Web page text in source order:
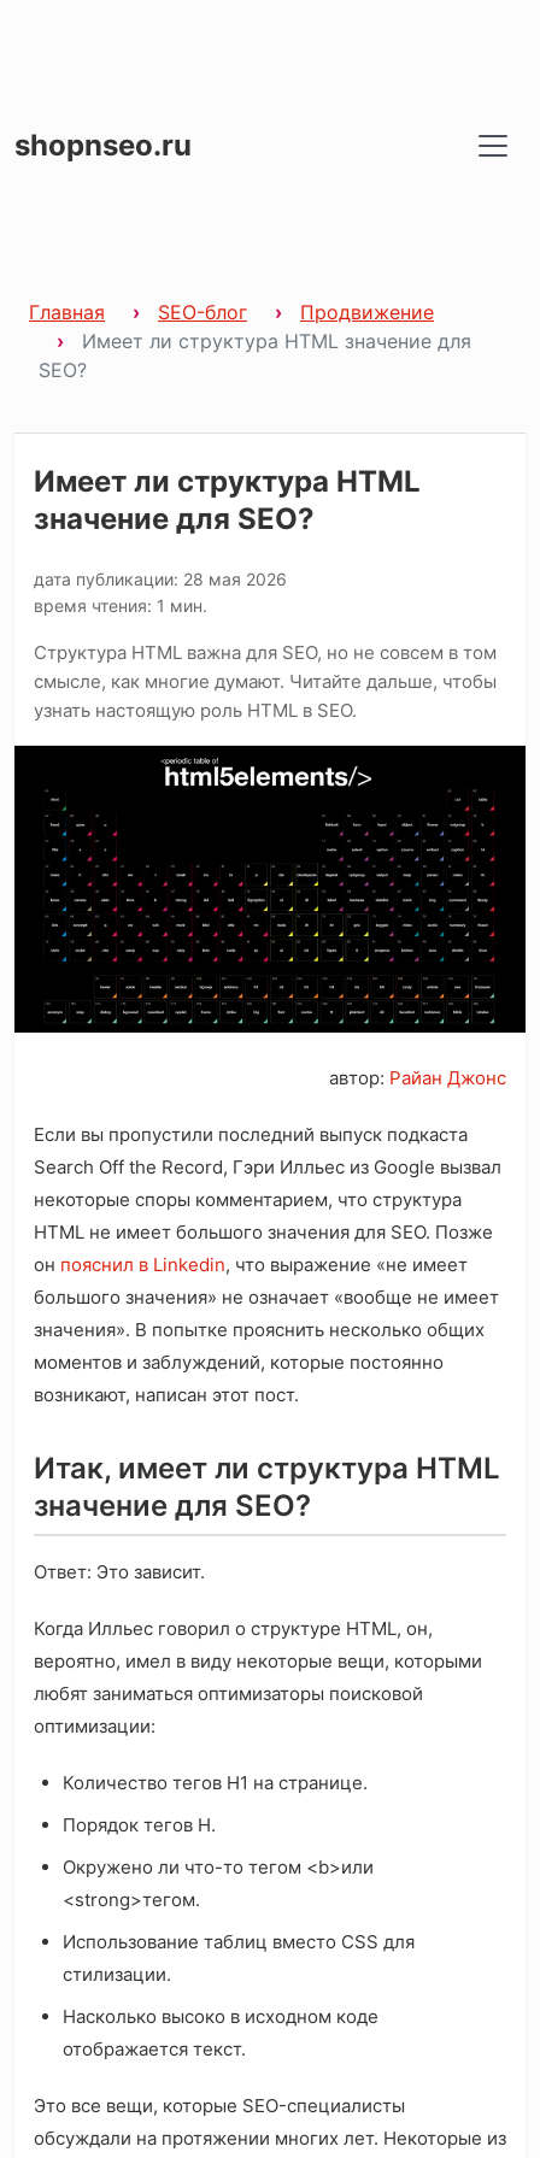
shopnseo.ru
Главная SEO-блог
Продвижение
Имеет ли структура HTML значение для
SEO?
Имеет ли структура HTML
значение для SEO?
дата публикации: 28 мая 2026
время чтения: 1 мин.
Структура HTML важна для SEO, но не совсем в том
смысле, как многие думают. Читайте дальше, чтобы
узнать настоящую роль HTML в SEO.
автор: Райан Джонс
Если вы пропустили последний выпуск подкаста
Search Off the Record, Гэри Илльес из Google вызвал
некоторые споры комментарием, что структура
HTML не имеет большого значения для SEO. Позже
он пояснил в Linkedin, что выражение «не имеет
большого значения» не означает «вообще не имеет
значения». В попытке прояснить несколько общих
моментов и заблуждений, которые постоянно
возникают, написан этот пост.
Итак, имеет ли структура HTML
значение для SEO?
Ответ: Это зависит.
Когда Илльес говорил о структуре HTML, он,
вероятно, имел в виду некоторые вещи, которыми
любят заниматься оптимизаторы поисковой
оптимизации:
Количество тегов H1 на странице.
Порядок тегов H.
Окружено ли что-то тегом <b>или
<strong>тегом.
Использование таблиц вместо CSS для
стилизации.
Насколько высоко в исходном коде
отображается текст.
Это все вещи, которые SEO-специалисты
обсуждали на протяжении многих лет. Некоторые из